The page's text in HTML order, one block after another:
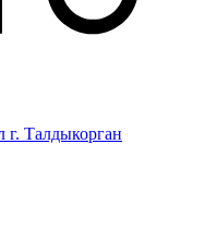
Талдыкорган